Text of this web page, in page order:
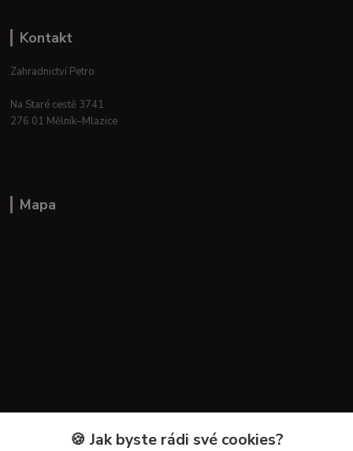
Kontakt
Zahradnictví Petro
Na Staré cestě 3741
276 01 Mělník–Mlazice
Mapa
Kontakty🍪 Jak byste rádi své cookies?